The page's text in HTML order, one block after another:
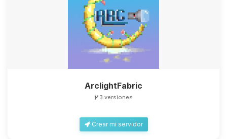
ArclightFabric
3 versiones
Crear mi servidor